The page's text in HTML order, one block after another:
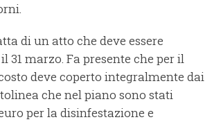
di un atto che deve essere
31 marzo. Fa presente che per il
deve coperto integralmente dai
che nel piano sono stati
per la disinfestazione e